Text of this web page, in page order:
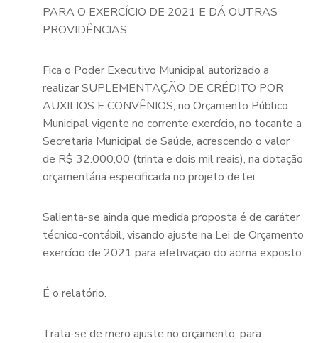
PARA O EXERCÍCIO DE 2021 E DÁ OUTRAS
PROVIDÊNCIAS.
Fica o Poder Executivo Municipal autorizado a
realizar SUPLEMENTAÇÃO DE CRÉDITO POR
AUXILIOS E CONVÊNIOS, no Orçamento Público
Municipal vigente no corrente exercício, no tocante a
Secretaria Municipal de Saúde, acrescendo o valor
de R$ 32.000,00 (trinta e dois mil reais), na dotação
orçamentária especificada no projeto de lei.
Salienta-se ainda que medida proposta é de caráter
técnico-contábil, visando ajuste na Lei de Orçamento
exercício de 2021 para efetivação do acima exposto.
É o relatório.
Trata-se de mero ajuste no orçamento, para